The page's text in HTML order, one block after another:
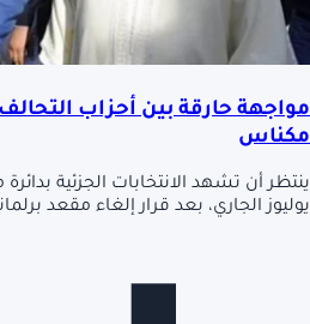
مواجهة حارقة بين أحزاب
مكناس
يوليوز الجاري، بعد قرار إلغاء مقعد